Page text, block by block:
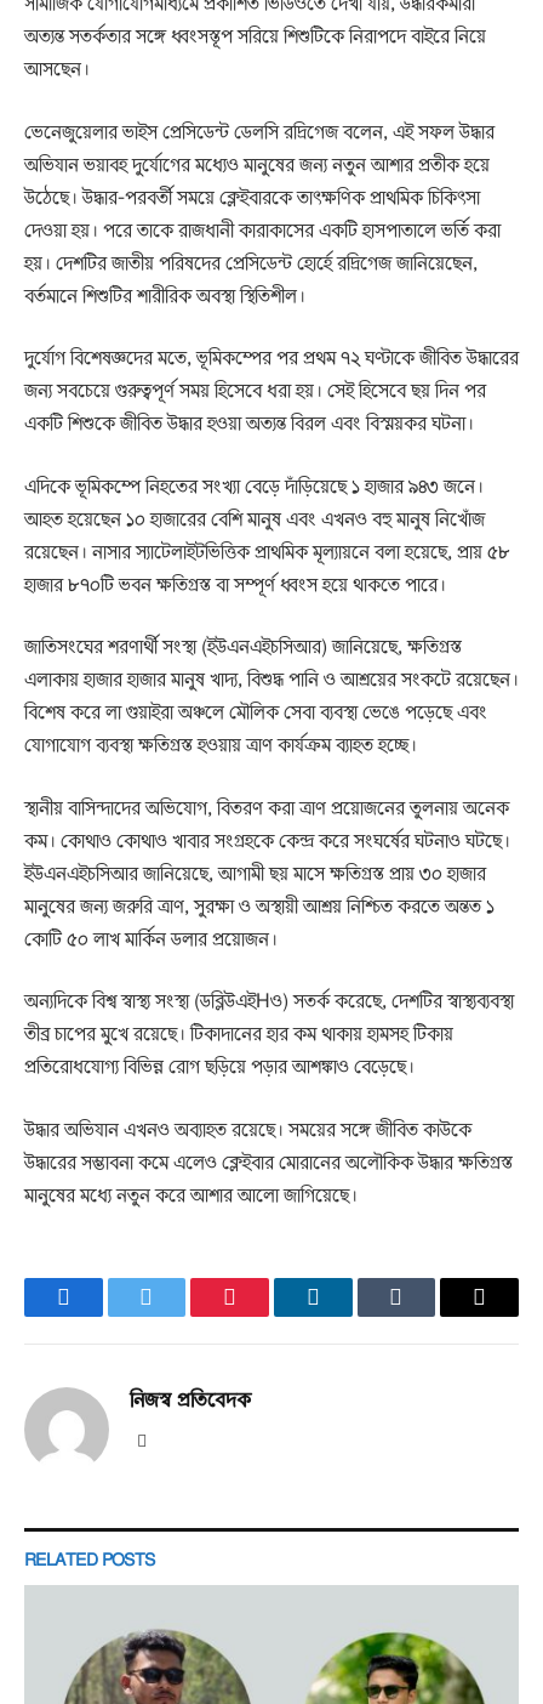
অত্যন্ত সতর্কতার সঙ্গে ধ্বংসস্তূপ সরিয়ে শিশুটিকে নিরাপদে বাইরে নিয়ে
আসছেন।
ভেনেজুয়েলার ভাইস প্রেসিডেন্ট ডেলসি রদ্রিগেজ বলেন, এই সফল উদ্ধার
অভিযান ভয়াবহ দুর্যোগের মধ্যেও মানুষের জন্য নতুন আশার প্রতীক হয়ে
উঠেছে। উদ্ধার-পরবর্তী সময়ে ক্লেইবারকে তাৎক্ষণিক প্রাথমিক চিকিৎসা
দেওয়া হয়। পরে তাকে রাজধানী কারাকাসের একটি হাসপাতালে ভর্তি করা
হয়। দেশটির জাতীয় পরিষদের প্রেসিডেন্ট হোর্হে রদ্রিগেজ জানিয়েছেন,
বর্তমানে শিশুটির শারীরিক অবস্থা স্থিতিশীল।
দুর্যোগ বিশেষজ্ঞদের মতে, ভূমিকম্পের পর প্রথম ৭২ ঘণ্টাকে জীবিত উদ্ধারের
জন্য সবচেয়ে গুরুত্বপূর্ণ সময় হিসেবে ধরা হয়। সেই হিসেবে ছয় দিন পর
একটি শিশুকে জীবিত উদ্ধার হওয়া অত্যন্ত বিরল এবং বিস্ময়কর ঘটনা।
এদিকে ভূমিকম্পে নিহতের সংখ্যা বেড়ে দাঁড়িয়েছে ১ হাজার ৯৪৩ জনে।
আহত হয়েছেন ১০ হাজারের বেশি মানুষ এবং এখনও বহু মানুষ নিখোঁজ
রয়েছেন। নাসার স্যাটেলাইটভিত্তিক প্রাথমিক মূল্যায়নে বলা হয়েছে, প্রায় ৫৮
হাজার ৮৭০টি ভবন ক্ষতিগ্রস্ত বা সম্পূর্ণ ধ্বংস হয়ে থাকতে পারে।
জাতিসংঘের শরণার্থী সংস্থা (ইউএনএইচসিআর) জানিয়েছে, ক্ষতিগ্রস্ত
এলাকায় হাজার হাজার মানুষ খাদ্য, বিশুদ্ধ পানি ও আশ্রয়ের সংকটে রয়েছেন।
বিশেষ করে লা গুয়াইরা অঞ্চলে মৌলিক সেবা ব্যবস্থা ভেঙে পড়েছে এবং
যোগাযোগ ব্যবস্থা ক্ষতিগ্রস্ত হওয়ায় ত্রাণ কার্যক্রম ব্যাহত হচ্ছে।
স্থানীয় বাসিন্দাদের অভিযোগ, বিতরণ করা ত্রাণ প্রয়োজনের তুলনায় অনেক
কম। কোথাও কোথাও খাবার সংগ্রহকে কেন্দ্র করে সংঘর্ষের ঘটনাও ঘটছে।
ইউএনএইচসিআর জানিয়েছে, আগামী ছয় মাসে ক্ষতিগ্রস্ত প্রায় ৩০ হাজার
মানুষের জন্য জরুরি ত্রাণ, সুরক্ষা ও অস্থায়ী আশ্রয় নিশ্চিত করতে অন্তত ১
কোটি ৫০ লাখ মার্কিন ডলার প্রয়োজন।
অন্যদিকে বিশ্ব স্বাস্থ্য সংস্থা (ডব্লিউএইHও) সতর্ক করেছে, দেশটির স্বাস্থ্যব্যবস্থা
তীব্র চাপের মুখে রয়েছে। টিকাদানের হার কম থাকায় হামসহ টিকায়
প্রতিরোধযোগ্য বিভিন্ন রোগ ছড়িয়ে পড়ার আশঙ্কাও বেড়েছে।
উদ্ধার অভিযান এখনও অব্যাহত রয়েছে। সময়ের সঙ্গে জীবিত কাউকে
উদ্ধারের সম্ভাবনা কমে এলেও ক্লেইবার মোরানের অলৌকিক উদ্ধার ক্ষতিগ্রস্ত
মানুষের মধ্যে নতুন করে আশার আলো জাগিয়েছে।
FacebookTwitter PinterestLinkedInTumblr Email
নিজস্ব প্রতিবেদক
RELATED POSTS